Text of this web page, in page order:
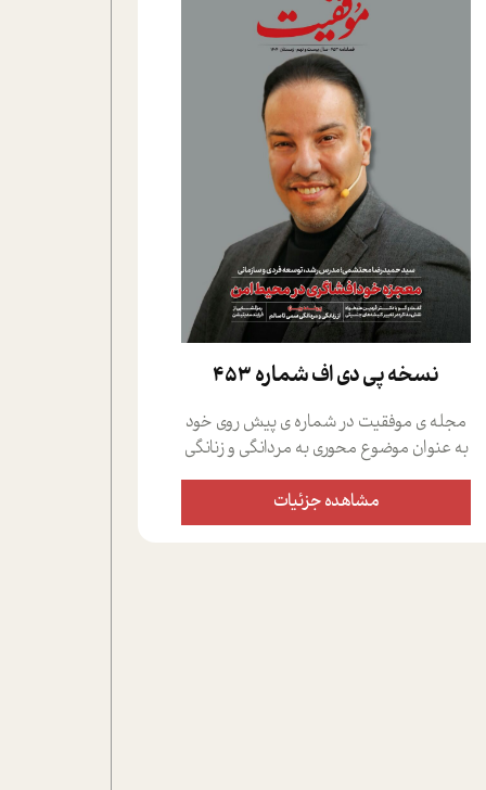
نسخه پي دي اف شماره 453
مجله ی موفقیت در شماره ی پیش روی خود
به عنوان موضوع محوری به مردانگی و زنانگی
سمی پرداخته است؛ علاوه بر این که؛ گفت و
گویی اختصاصی داشته ایم با فردین علیخواه،
جامعه شناس در بخش های مختلف تلاش
مشاهده جزئیات